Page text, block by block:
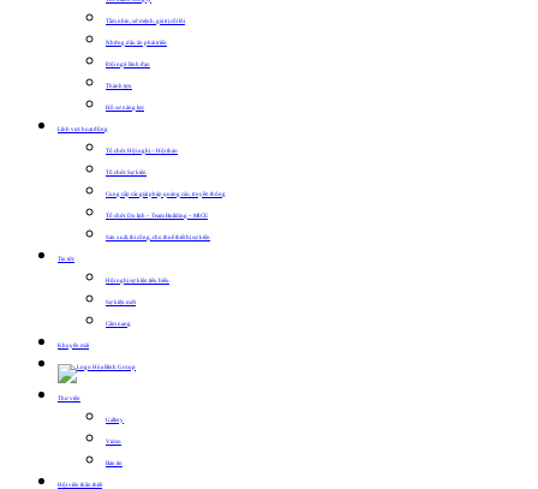
Tầm nhìn, sứ mệnh, giá trị cốt lõi
Những dấu ấn phát triển
Đội ngũ lãnh đạo
Thành tựu
Hồ sơ năng lực
Lĩnh vực hoạt động
Tổ chức Hội nghị – Hội thảo
Tổ chức Sự kiện
Cung cấp các giải pháp quảng cáo, truyền thông
Tổ chức Du lịch – Team Building – MICE
Sản xuất, thi công, cho thuê thiết bị sự kiện
Tin tức
Hội nghị sự kiện tiêu biểu
Sự kiện mới
Cẩm nang
Khuyến mãi
Thư viện
Gallery
Video
Bản tin
Hội viên thân thiết